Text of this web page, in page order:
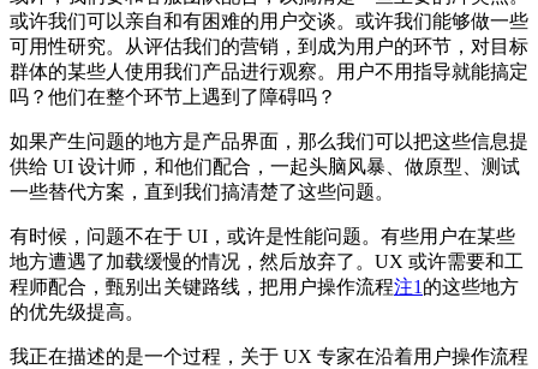
或许我们可以亲自和有困难的用户交谈。或许我们能够做一些
可用性研究。从评估我们的营销，到成为用户的环节，对目标
群体的某些人使用我们产品进行观察。用户不用指导就能搞定
吗？他们在整个环节上遇到了障碍吗？
如果产生问题的地方是产品界面，那么我们可以把这些信息提
供给 UI 设计师，和他们配合，一起头脑风暴、做原型、测试
一些替代方案，直到我们搞清楚了这些问题。
有时候，问题不在于 UI，或许是性能问题。有些用户在某些
地方遭遇了加载缓慢的情况，然后放弃了。UX 或许需要和工
程师配合，甄别出关键路线，把用户操作流程注1 的这些地方
的优先级提高。
我正在描述的是一个过程，关于 UX 专家在沿着用户操作流程